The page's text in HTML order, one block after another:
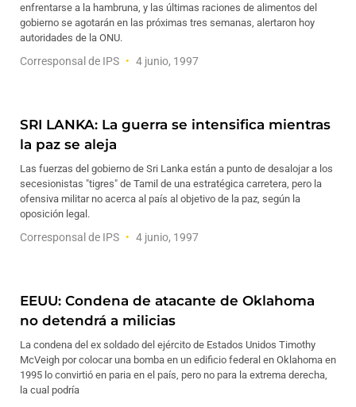
enfrentarse a la hambruna, y las últimas raciones de alimentos del
gobierno se agotarán en las próximas tres semanas, alertaron hoy
autoridades de la ONU.
Corresponsal de IPS 4 junio, 1997
SRI LANKA: La guerra se intensifica mientras
la paz se aleja
Las fuerzas del gobierno de Sri Lanka están a punto de desalojar a los
secesionistas "tigres" de Tamil de una estratégica carretera, pero la
ofensiva militar no acerca al país al objetivo de la paz, según la
oposición legal.
Corresponsal de IPS 4 junio, 1997
EEUU: Condena de atacante de Oklahoma
no detendrá a milicias
La condena del ex soldado del ejército de Estados Unidos Timothy
McVeigh por colocar una bomba en un edificio federal en Oklahoma en
1995 lo convirtió en paria en el país, pero no para la extrema derecha,
la cual podría